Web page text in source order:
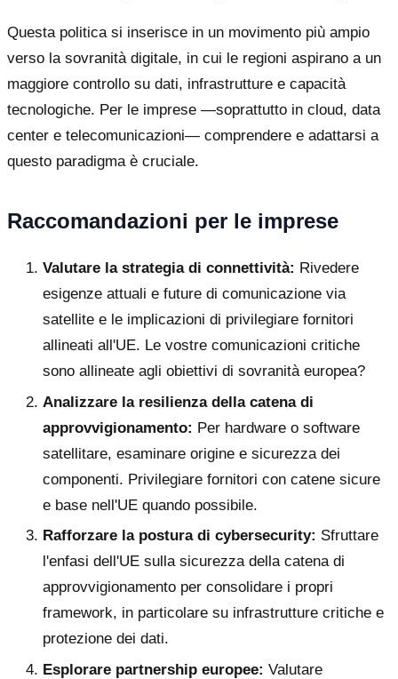
Questa politica si inserisce in un movimento più ampio
verso la sovranità digitale, in cui le regioni aspirano a un
maggiore controllo su dati, infrastrutture e capacità
tecnologiche. Per le imprese —soprattutto in cloud, data
center e telecomunicazioni— comprendere e adattarsi a
questo paradigma è cruciale.
Raccomandazioni per le imprese
Valutare la strategia di connettività: Rivedere
esigenze attuali e future di comunicazione via
satellite e le implicazioni di privilegiare fornitori
allineati all'UE. Le vostre comunicazioni critiche
sono allineate agli obiettivi di sovranità europea?
Analizzare la resilienza della catena di
approvvigionamento: Per hardware o software
satellitare, esaminare origine e sicurezza dei
componenti. Privilegiare fornitori con catene sicure
e base nell'UE quando possibile.
Rafforzare la postura di cybersecurity: Sfruttare
l'enfasi dell'UE sulla sicurezza della catena di
approvvigionamento per consolidare i propri
framework, in particolare su infrastrutture critiche e
protezione dei dati.
Esplorare partnership europee: Valutare